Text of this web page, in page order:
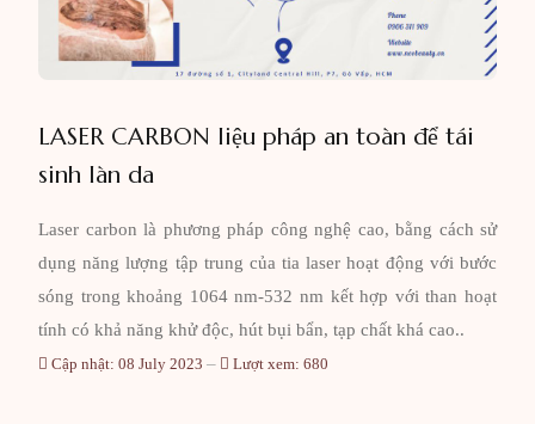
LASER CARBON liệu pháp an toàn để tái
sinh làn da
Laser carbon là phương pháp công nghệ cao, bằng cách sử
dụng năng lượng tập trung của tia laser hoạt động với bước
sóng trong khoảng 1064 nm-532 nm kết hợp với than hoạt
tính có khả năng khử độc, hút bụi bẩn, tạp chất khá cao..
Cập nhật: 08 July 2023 Lượt xem: 680